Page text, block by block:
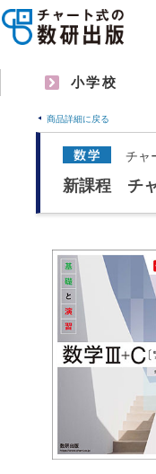
小学校
商品詳細に戻る
チャ
新課程 チ